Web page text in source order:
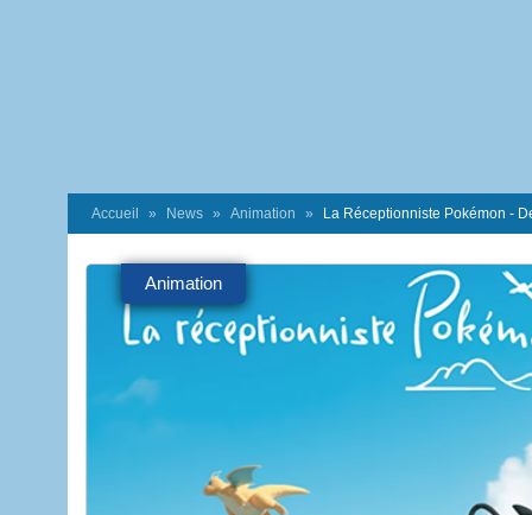
Accueil News Animation La Réceptionniste Pokémon -
Animation